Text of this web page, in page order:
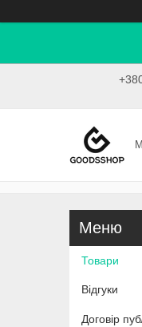
Товари
Відгуки
Договір